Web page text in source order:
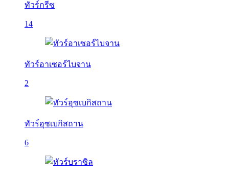
ทัวร์กรีซ
14
ทัวร์อาเซอร์ไบจาน
2
ทัวร์อุซเบกิสถาน
6